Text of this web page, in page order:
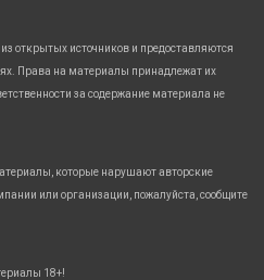
открытых источников и предоставляются
Права на материалы принадлежат их
за содержание материала не
которые нарушают авторские
или организации, пожалуйста, сообщите
18+!